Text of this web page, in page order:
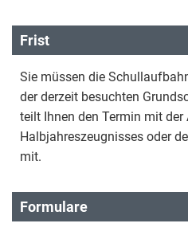
Frist
Sie müssen die
der derzeit besuchten
teilt Ihnen den Termin mit der
Halbjahreszeugnisses oder
mit.
Formulare